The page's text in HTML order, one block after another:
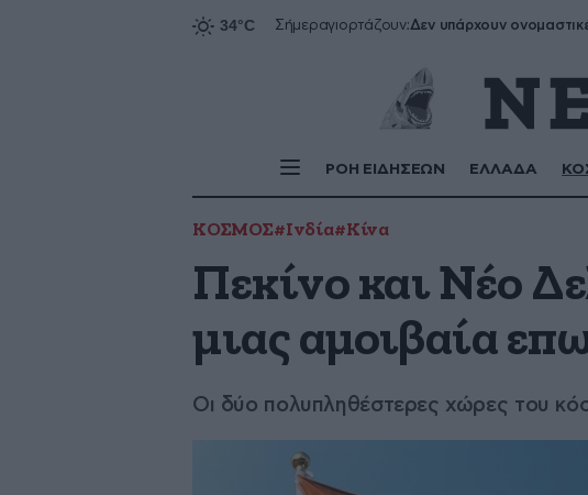
Σήμεραγιορτάζουν:Δεν υπάρχουν
ΡΟΗ ΕΙΔΗΣΕΩΝ ΕΛΛΑΔΑ
ΚΟΣΜΟΣ#Ινδία#Κίνα
Πεκίνο και Νέο
μιας αμοιβαία
Οι δύο πολυπληθέστερες χώρες του